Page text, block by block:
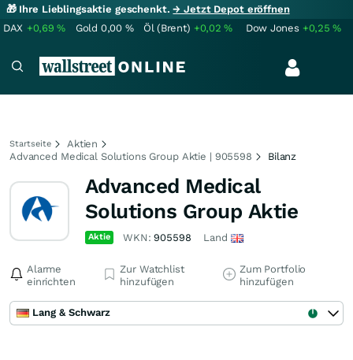
🎁 Ihre Lieblingsaktie geschenkt.→ Jetzt Depot eröffnen
DAX +0,69% Gold 0,00 % Öl (Brent) +0,02% Dow Jones +0,25%
Startseite
Aktien
Advanced Medical Solutions Group Aktie | 905598
Bilanz
Advanced Medical
Solutions Group Aktie
Aktie WKN:905598 Land
Alarme
einrichten
Zur Watchlist
hinzufügen
Zum Portfolio
hinzufügen
Lang & Schwarz